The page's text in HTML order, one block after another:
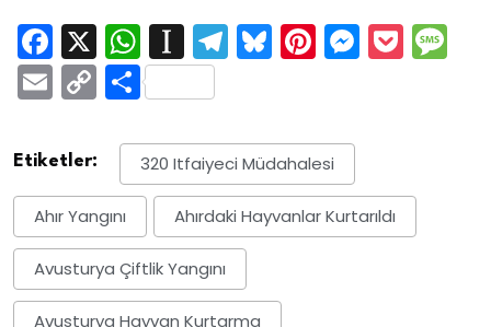
Facebook
X WhatsApp
Instapaper
Telegram
Bluesky
Pinterest
EmailCopy
Link
Share
Etiketler: 320 Itfaiyeci Müdahalesi
Ahır Yangını Ahırdaki Hayvanlar Kurtarıldı
Avusturya Çiftlik Yangını
Avusturya Hayvan Kurtarma